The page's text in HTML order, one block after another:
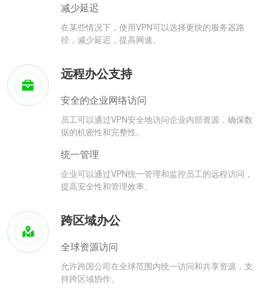
减少延迟
在某些情况下，使用VPN可以选择更快的服务器路
径，减少延迟，提高网速。
远程办公支持
安全的企业网络访问
员工可以通过VPN安全地访问企业内部资源，确保数
据的机密性和完整性。
统一管理
企业可以通过VPN统一管理和监控员工的远程访问，
提高安全性和管理效率。
跨区域办公
全球资源访问
允许跨国公司在全球范围内统一访问和共享资源，支
持跨区域协作。